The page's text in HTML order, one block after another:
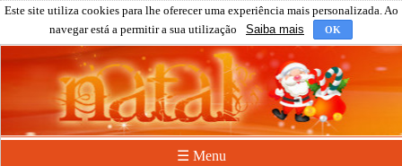
Este site utiliza cookies para lhe oferecer uma experiência mais personalizada. Ao
navegar está a permitir a sua utilização
Saiba mais OK
☰ Menu